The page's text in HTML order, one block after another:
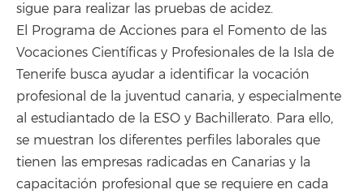
sigue para realizar las pruebas de acidez.
El Programa de Acciones para el Fomento de las
Vocaciones Científicas y Profesionales de la Isla de
Tenerife busca ayudar a identificar la vocación
profesional de la juventud canaria, y especialmente
al estudiantado de la ESO y Bachillerato. Para ello,
se muestran los diferentes perfiles laborales que
tienen las empresas radicadas en Canarias y la
capacitación profesional que se requiere en cada